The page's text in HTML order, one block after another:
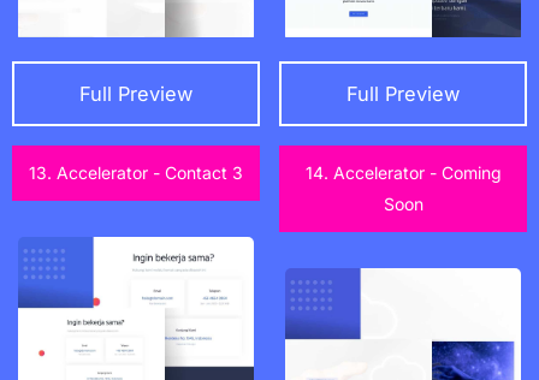
Full Preview Full Preview
13. Accelerator - Contact 3
14. Accelerator - Coming
Soon